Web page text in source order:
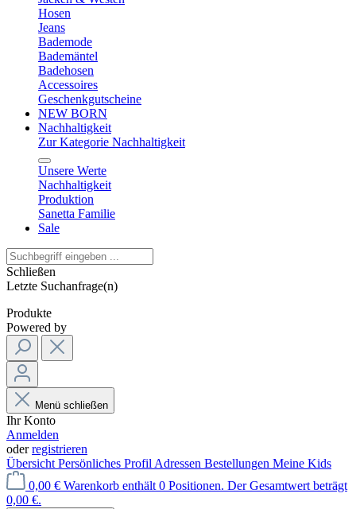
Hosen
Jeans
Bademode
Bademäntel
Badehosen
Accessoires
Geschenkgutscheine
NEW BORN
Nachhaltigkeit
Zur Kategorie Nachhaltigkeit
Unsere Werte
Nachhaltigkeit
Produktion
Sanetta Familie
Sale
Schließen
Letzte Suchanfrage(n)
Produkte
Powered by
Menü schließen
Ihr Konto
Anmelden
oderregistrieren
Übersicht Persönliches Profil Adressen Bestellungen Meine Kids
0,00 € Warenkorb enthält 0 Positionen. Der Gesamtwert beträgt
0,00 €.